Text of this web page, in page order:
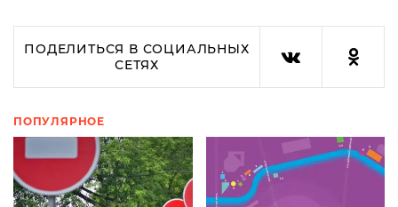
ПОДЕЛИТЬСЯ В СОЦИАЛЬНЫХ
СЕТЯХ
ПОПУЛЯРНОЕ